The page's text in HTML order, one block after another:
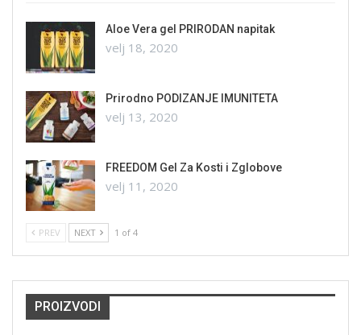
Aloe Vera gel PRIRODAN napitak
velj 18, 2020
Prirodno PODIZANJE IMUNITETA
velj 13, 2020
FREEDOM Gel Za Kosti i Zglobove
velj 11, 2020
PREV NEXT 1 of 4
PROIZVODI